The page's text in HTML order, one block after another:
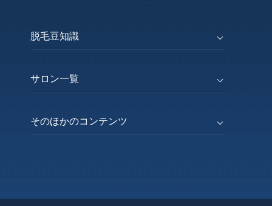
脱毛豆知識
サロン一覧
そのほかのコンテンツ